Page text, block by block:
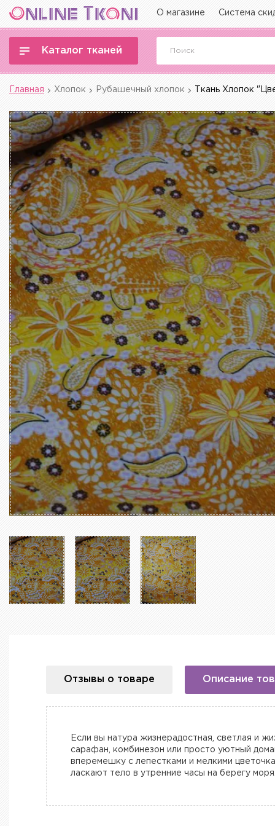
О магазине Система
Каталог тканей
Главная Хлопок Рубашечный хлопок Ткань Хлопок
Отзывы о товаре Описание
Если вы натура жизнерадостная, светлая и
сарафан, комбинезон или просто уютный
вперемешку с лепестками и мелкими
ласкают тело в утренние часы на берегу